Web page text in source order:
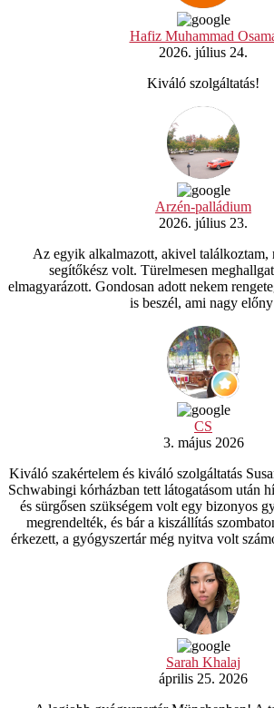
Hafiz Muhammad
2026. július 24.
Kiváló szolgáltatás!
Arzén-palládium
2026. július 23.
Az egyik alkalmazott, akivel találkoztam,
segítőkész volt. Türelmesen
elmagyarázott. Gondosan adott nekem
is beszél, ami nagy
CS
3. május 2026
Kiváló szakértelem és kiváló szolgáltatás
Schwabingi kórházban tett látogatásom után
és sürgősen szükségem volt egy bizonyos
megrendelték, és bár a kiszállítás
érkezett, a gyógyszertár még nyitva volt
Sarah Khalaj
április 25. 2026